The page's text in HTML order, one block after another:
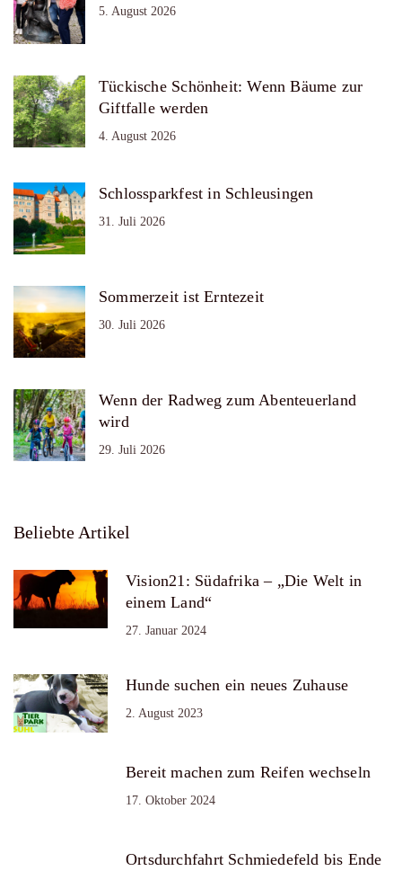
5. August 2026
Tückische Schönheit: Wenn Bäume zur
Giftfalle werden
4. August 2026
Schlossparkfest in Schleusingen
31. Juli 2026
Sommerzeit ist Erntezeit
30. Juli 2026
Wenn der Radweg zum Abenteuerland
wird
29. Juli 2026
Beliebte Artikel
Vision21: Südafrika – „Die Welt in
einem Land“
27. Januar 2024
Hunde suchen ein neues Zuhause
2. August 2023
Bereit machen zum Reifen wechseln
17. Oktober 2024
Ortsdurchfahrt Schmiedefeld bis Ende